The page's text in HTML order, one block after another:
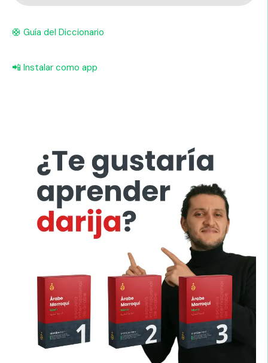
🛟 Guía del Diccionario
📲 Instalar como app